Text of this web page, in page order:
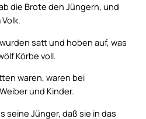
die Brote den Jüngern, und
satt und hoben auf, was
Körbe voll.
waren, waren bei
und Kinder.
seine Jünger, daß sie in das